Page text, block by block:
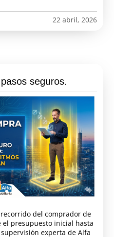
22 abril, 2026
seguros.
del comprador de
el presupuesto inicial hasta
experta de Alfa